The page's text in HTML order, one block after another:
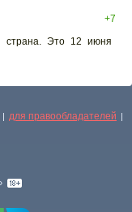
+7
страна. Это 12 июня
| для правообладателей |